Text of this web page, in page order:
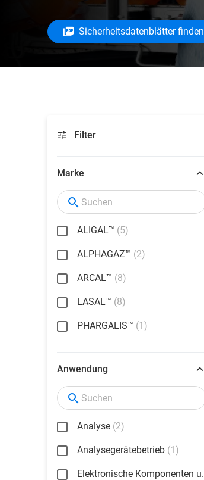
Sicherheitsdatenblätter finden
Filter
Marke
ALIGAL™ (5)
ALPHAGAZ™ (2)
ARCAL™ (8)
LASAL™ (8)
PHARGALIS™ (1)
Anwendung
Analyse (2)
Analysegerätebetrieb (1)
Elektronische Komponenten u.